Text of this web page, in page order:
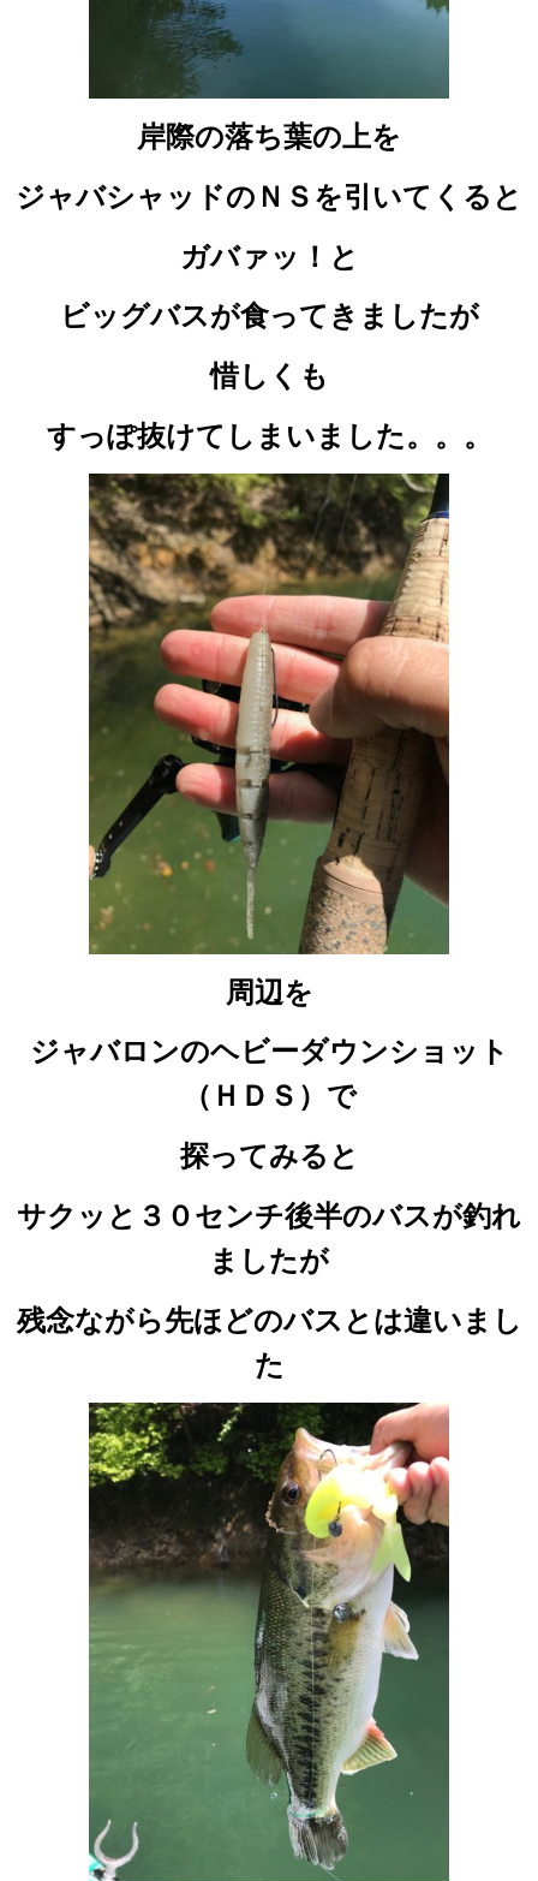
岸際の落ち葉の上を
ジャバシャッドのＮＳを引いてくると
ガバァッ！と
ビッグバスが食ってきましたが
惜しくも
すっぽ抜けてしまいました。。。
周辺を
ジャバロンのヘビーダウンショット
（ＨＤＳ）で
探ってみると
サクッと３０センチ後半のバスが釣れ
ましたが
残念ながら先ほどのバスとは違いまし
た